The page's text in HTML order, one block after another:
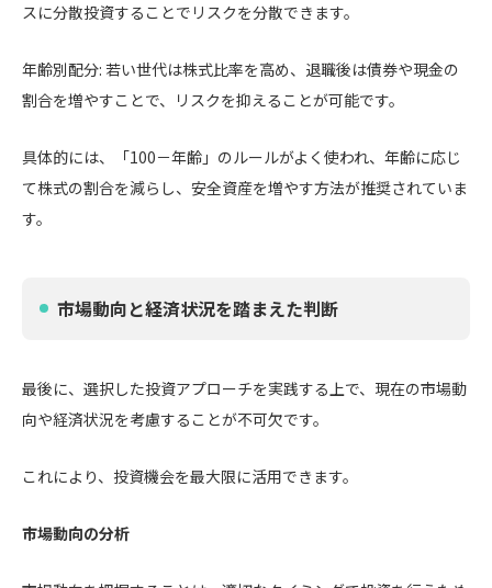
スに分散投資することでリスクを分散できます。
年齢別配分: 若い世代は株式比率を高め、退職後は債券や現金の
割合を増やすことで、リスクを抑えることが可能です。
具体的には、「100－年齢」のルールがよく使われ、年齢に応じ
て株式の割合を減らし、安全資産を増やす方法が推奨されていま
す。
市場動向と経済状況を踏まえた判断
最後に、選択した投資アプローチを実践する上で、現在の市場動
向や経済状況を考慮することが不可欠です。
これにより、投資機会を最大限に活用できます。
市場動向の分析